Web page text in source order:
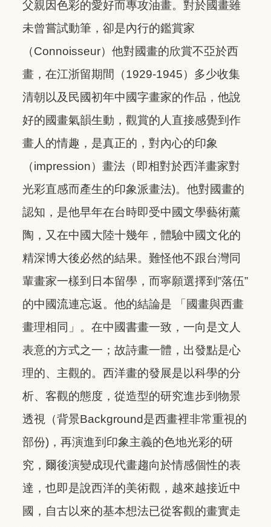
父親因色彩的愛好而專攻油畫。對於國畫雖
未曾嘗試動筆，卻是內行的鑑賞家
（Connoisseur）他對國畫的欣賞不亞於西
畫，在江浙留期間（1929-1945）多少收集
清朝以及民國初年中國字畫家的作品，他說
好的國畫氣韻生動，觀賞的人直接感覺到作
畫人的情趣，是真正的，對內心的印象
（impression）畫法（即相對於西洋畫家對
光彩直感而產生的印象派畫法)。他對國畫的
認知，是他早年在台時即受中國文學藝術薰
陶，又在中國大陸十幾年，體驗中國文化的
精深博大後必然的結果。難怪他不跟台灣同
輩畫家一樣到日本留學，而寧願選擇到”落伍”
的中國流連忘返。他的結論是 「國畫與西畫
畫理相同」。在中國書畫一致，一向是文人
表意的方式之一；故詩畫一體，出發點是心
理的、主觀的。西洋畫的發展是以科學的分
析、客觀的態度，從造型的研究進步到物景
透視（背景Background是西畫裡非常重視的
部份)，再演進到印象主義的色地光彩的研
究，爾後演變成現代畫趨向於情感個性的表
達，也即是說西洋的美術觀，越來越接近中
國，自古以來的基本想法已從客觀的畫實走